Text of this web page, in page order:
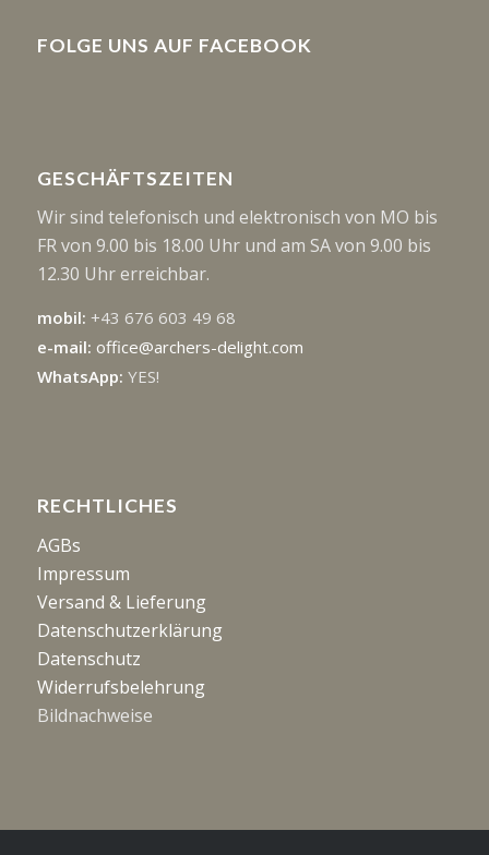
FOLGE UNS AUF FACEBOOK
GESCHÄFTSZEITEN
Wir sind telefonisch und elektronisch von MO bis
FR von 9.00 bis 18.00 Uhr und am SA von 9.00 bis
12.30 Uhr erreichbar.
mobil: +43 676 603 49 68
e-mail: office@archers-delight.com
WhatsApp: YES!
RECHTLICHES
AGBs
Impressum
Versand & Lieferung
Datenschutzerklärung
Datenschutz
Widerrufsbelehrung
Bildnachweise